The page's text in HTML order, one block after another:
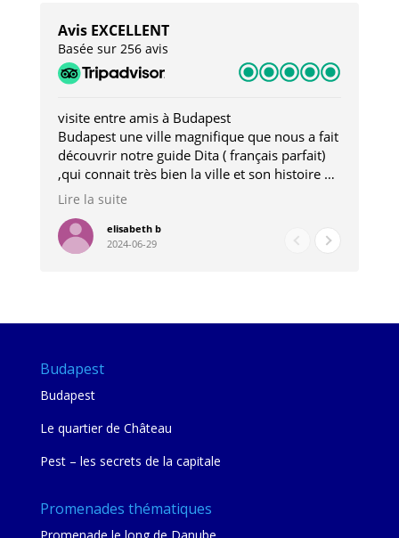
Avis EXCELLENT
Basée sur 256 avis
visite entre amis à Budapest
Budapest une ville magnifique que nous a fait
découvrir notre guide Dita ( français parfait)
,qui connait très bien la ville et son histoire et
qui nous a permis d'accéder à des lieux
pour les restaurants . A la fin de notre séjour
nous étions plus avec une amie qu' une guide
Lire la suite
elisabeth b
2024-06-29
Budapest
Budapest
Le quartier de Château
Pest – les secrets de la capitale
Promenades thématiques